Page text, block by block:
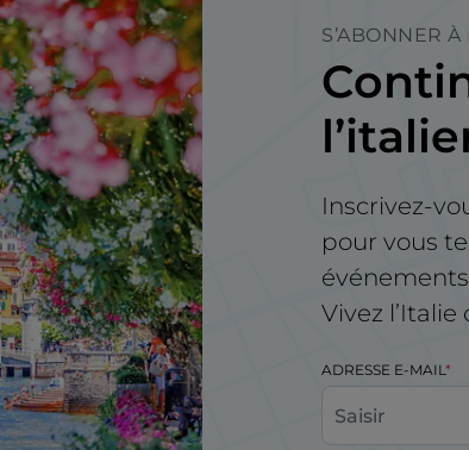
S’ABONNER
Inscrivez-
pour vous
Vivez
ADRESSE E-MAIL